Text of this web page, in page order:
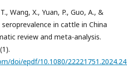
Wang, X., Yuan, P., Guo, A., &
seroprevalence in cattle in China
review and meta-analysis.
doi/epdf/10.1080/